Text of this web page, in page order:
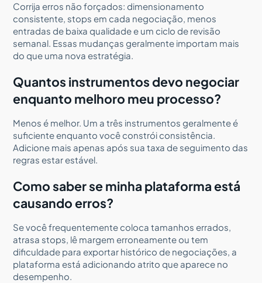
Corrija erros não forçados: dimensionamento
consistente, stops em cada negociação, menos
entradas de baixa qualidade e um ciclo de revisão
semanal. Essas mudanças geralmente importam mais
do que uma nova estratégia.
Quantos instrumentos devo negociar
enquanto melhoro meu processo?
Menos é melhor. Um a três instrumentos geralmente é
suficiente enquanto você constrói consistência.
Adicione mais apenas após sua taxa de seguimento das
regras estar estável.
Como saber se minha plataforma está
causando erros?
Se você frequentemente coloca tamanhos errados,
atrasa stops, lê margem erroneamente ou tem
dificuldade para exportar histórico de negociações, a
plataforma está adicionando atrito que aparece no
desempenho.